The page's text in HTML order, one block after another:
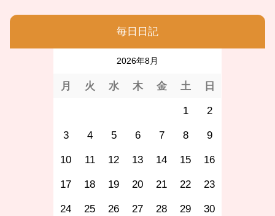
毎日日記
2026年8月
月 火 水 木 金 土 日
1 2
3 4 5 6 7 8 9
10 11 12 13 14 15 16
17 18 19 20 21 22 23
24 25 26 27 28 29 30